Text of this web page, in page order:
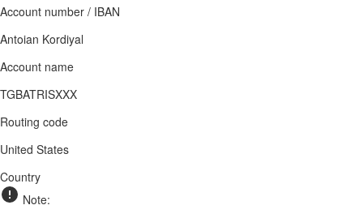
Account number / IBAN
Antoian Kordiyal
Account name
TGBATRISXXX
Routing code
United States
Country
Note: